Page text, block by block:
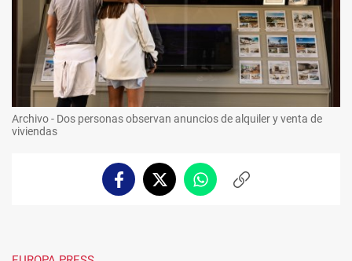
Archivo - Dos personas observan anuncios de alquiler y venta de
viviendas
FacebookTwitterWhatsappCopiar